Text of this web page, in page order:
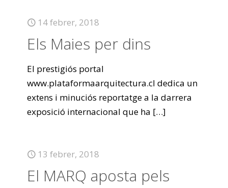
14 febrer, 2018
Els Maies per dins
El prestigiós portal
www.plataformaarquitectura.cl dedica un
extens i minuciós reportatge a la darrera
exposició internacional que ha […]
13 febrer, 2018
El MARQ aposta pels